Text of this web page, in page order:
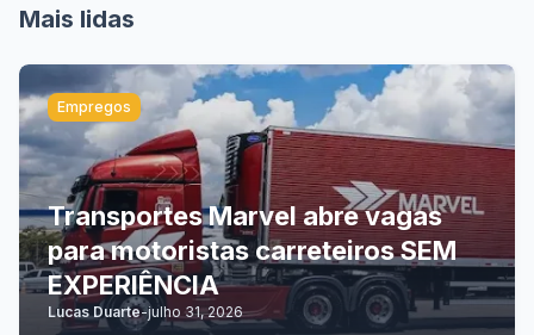
Mais lidas
Empregos
Transportes Marvel abre vagas
para motoristas carreteiros SEM
EXPERIÊNCIA
Lucas Duarte-julho 31, 2026